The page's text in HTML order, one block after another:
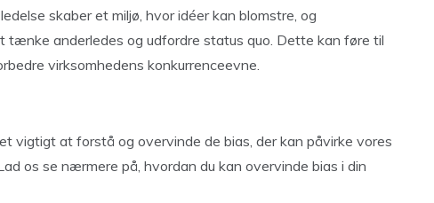
skaber et miljø, hvor idéer kan blomstre, og
tænke anderledes og udfordre status quo. Dette kan føre til
virksomhedens konkurrenceevne.
vigtigt at forstå og overvinde de bias, der kan påvirke vores
os se nærmere på, hvordan du kan overvinde bias i din